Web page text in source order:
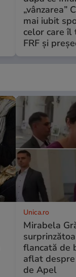
„vânzarea”
mai iubit
celor care îl
FRF şi
Unica.ro
Mirabela
flancată de
aflat
de Apel